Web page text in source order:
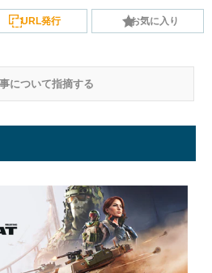
URL発行 お気に入り
について指摘する